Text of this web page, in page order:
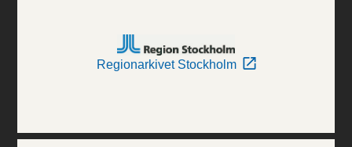
Regionarkivet Stockholm